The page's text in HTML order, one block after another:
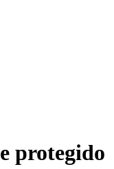
protegido